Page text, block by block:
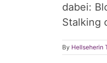
dabei:
Stalking
By Hellseherin